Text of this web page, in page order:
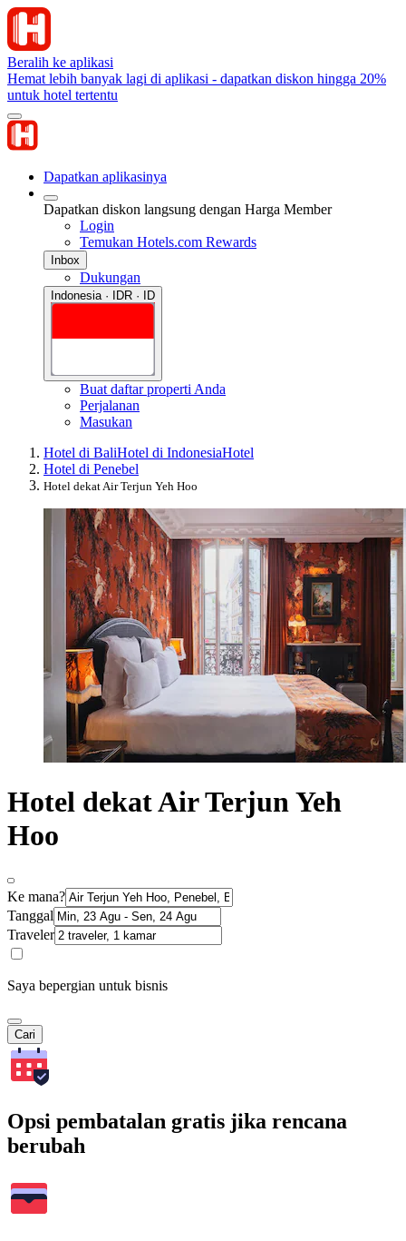
Beralih ke aplikasi
Hemat lebih banyak lagi di aplikasi - dapatkan diskon hingga 20%
untuk hotel tertentu
Dapatkan aplikasinya
Dapatkan diskon langsung dengan Harga Member
Login
Temukan Hotels.com Rewards
Inbox
Dukungan
Indonesia · IDR · ID
Buat daftar properti Anda
Perjalanan
Masukan
Hotel di BaliHotel di IndonesiaHotel
Hotel di Penebel
Hotel dekat Air Terjun Yeh Hoo
Hotel dekat Air Terjun Yeh
Hoo
Ke mana?
Tanggal
Traveler
Saya bepergian untuk bisnis
Cari
Opsi pembatalan gratis jika rencana
berubah